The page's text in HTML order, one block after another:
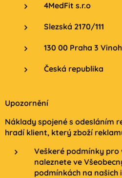
4MedFit s.r.o
Slezská 2170/111
130 00 Praha 3
Česká republika
Upozornění
Náklady spojené s odesláním
hradí klient, který zboží
Veškeré podmínky pro
naleznete ve
podmínkách na